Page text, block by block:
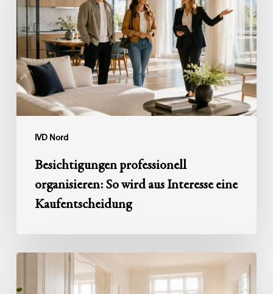
IVD Nord
wird
aus
Interesse
eine
Kaufentscheidung
Besichtigungen professionell
organisieren: So wird aus Interesse eine
Kaufentscheidung
Haushaltsauflösung